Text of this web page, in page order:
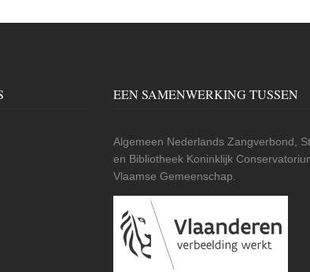
EEN SAMENWERKING TUSSEN
Algemeen Nederlands Zangverbond,
en Bibliotheek Koninklijk
Vlaamse Gemeenschap.